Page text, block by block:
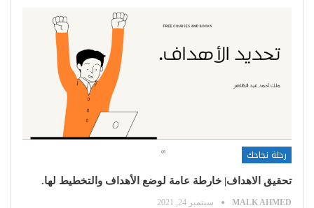
رحلة نجاحك
تحقيق الاهداف| خارطة عامة لوضع الأهداف والتخطيط لها.
MALK AHMED سبتمبر 24, 2021